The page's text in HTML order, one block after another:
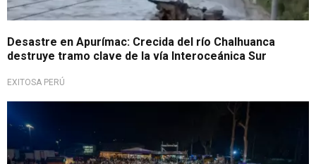
Desastre en Apurímac: Crecida del río Chalhuanca
destruye tramo clave de la vía Interoceánica Sur
EXITOSA PERÚ